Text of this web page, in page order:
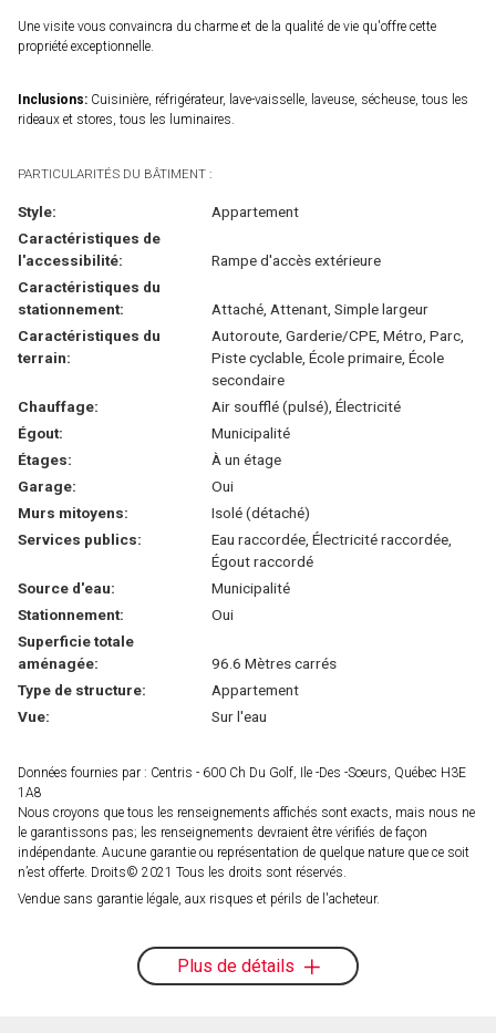
Une visite vous convaincra du charme et de la qualité de vie qu'offre cette
propriété exceptionnelle.
Inclusions: Cuisinière, réfrigérateur, lave-vaisselle, laveuse, sécheuse, tous les
rideaux et stores, tous les luminaires.
PARTICULARITÉS DU BÂTIMENT :
Style:
Appartement
Caractéristiques de
l'accessibilité:
Rampe d'accès extérieure
Caractéristiques du
stationnement:
Attaché, Attenant, Simple largeur
Caractéristiques du
terrain:
Autoroute, Garderie/CPE, Métro, Parc,
Piste cyclable, École primaire, École
secondaire
Chauffage:
Air soufflé (pulsé), Électricité
Égout:
Municipalité
Étages:
À un étage
Garage:
Oui
Murs mitoyens:
Isolé (détaché)
Services publics:
Eau raccordée, Électricité raccordée,
Égout raccordé
Source d'eau:
Municipalité
Stationnement:
Oui
Superficie totale
aménagée:
96.6 Mètres carrés
Type de structure:
Appartement
Vue:
Sur l'eau
Données fournies par : Centris - 600 Ch Du Golf, Ile -Des -Soeurs, Québec H3E
1A8
Nous croyons que tous les renseignements affichés sont exacts, mais nous ne
le garantissons pas; les renseignements devraient être vérifiés de façon
indépendante. Aucune garantie ou représentation de quelque nature que ce soit
n’est offerte. Droits© 2021 Tous les droits sont réservés.
Vendue sans garantie légale, aux risques et périls de l'acheteur.
Plus de détails